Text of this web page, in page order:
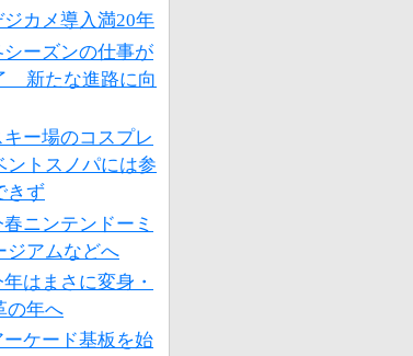
ジカメ導入満20年
シーズンの仕事が
新たな進路に向
キー場のコスプレ
ントスノパには参
きず
春ニンテンドーミ
ジアムなどへ
年はまさに変身・
の年へ
ーケード基板を始